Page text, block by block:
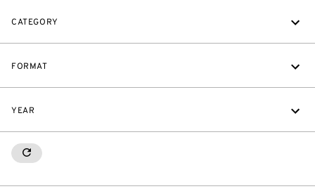
CATEGORY
FORMAT
YEAR
RESETALL